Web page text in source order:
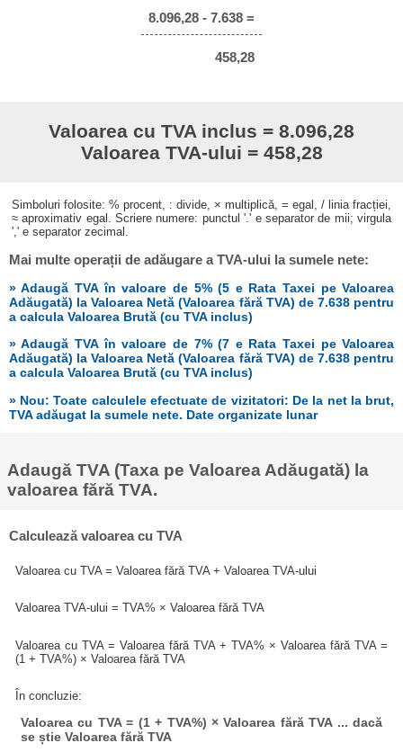
8.096,28 - 7.638 =
458,28
Valoarea cu TVA inclus = 8.096,28
Valoarea TVA-ului = 458,28
Simboluri folosite: % procent, : divide, × multiplică, = egal, / linia fracției,
≈ aproximativ egal. Scriere numere: punctul '.' e separator de mii; virgula
',' e separator zecimal.
Mai multe operații de adăugare a TVA-ului la sumele nete:
» Adaugă TVA în valoare de 5% (5 e Rata Taxei pe Valoarea
Adăugată) la Valoarea Netă (Valoarea fără TVA) de 7.638 pentru
a calcula Valoarea Brută (cu TVA inclus)
» Adaugă TVA în valoare de 7% (7 e Rata Taxei pe Valoarea
Adăugată) la Valoarea Netă (Valoarea fără TVA) de 7.638 pentru
a calcula Valoarea Brută (cu TVA inclus)
» Nou: Toate calculele efectuate de vizitatori: De la net la brut,
TVA adăugat la sumele nete. Date organizate lunar
Adaugă TVA (Taxa pe Valoarea Adăugată) la
valoarea fără TVA.
Calculează valoarea cu TVA
Valoarea cu TVA = Valoarea fără TVA + Valoarea TVA-ului
Valoarea TVA-ului = TVA% × Valoarea fără TVA
Valoarea cu TVA = Valoarea fără TVA + TVA% × Valoarea fără TVA =
(1 + TVA%) × Valoarea fără TVA
În concluzie:
Valoarea cu TVA = (1 + TVA%) × Valoarea fără TVA ... dacă
se știe Valoarea fără TVA